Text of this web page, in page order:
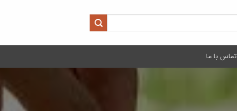
تماس با ما